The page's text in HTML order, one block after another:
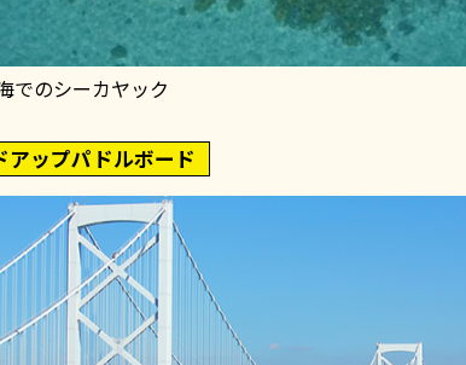
でのシーカヤック
アップパドルボード